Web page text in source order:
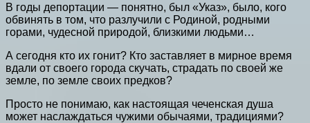
В годы депортации — понятно, был «Указ», было, кого
обвинять в том, что разлучили с Родиной, родными
горами, чудесной природой, близкими людьми…
А сегодня кто их гонит? Кто заставляет в мирное время
вдали от своего города скучать, страдать по своей же
земле, по земле своих предков?
Просто не понимаю, как настоящая чеченская душа
может наслаждаться чужими обычаями, традициями?